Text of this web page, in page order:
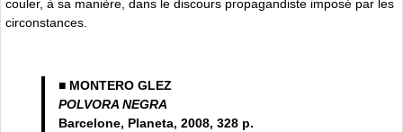
couler, à sa manière, dans le discours propagandiste imposé par les
circonstances.
■ MONTERO GLEZ
POLVORA NEGRA
Barcelone, Planeta, 2008, 328 p.